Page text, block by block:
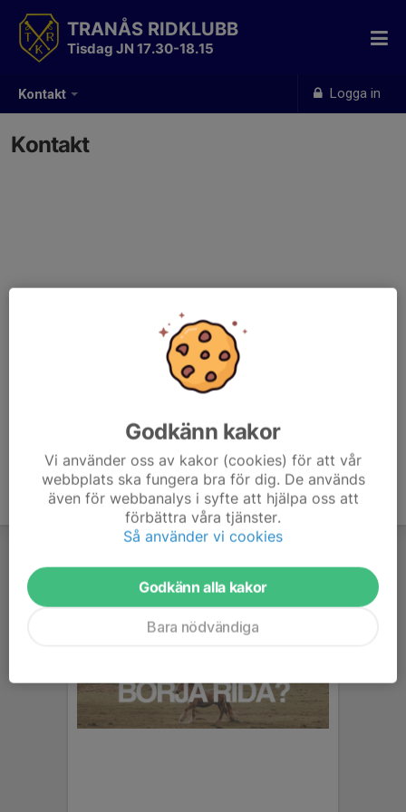
Kontakt Logga in
TRANÅS RIDKLUBB
Tisdag JN 17.30-18.15
Kontakt
Godkänn kakor
Vi använder oss av kakor (cookies) för att vår
webbplats ska fungera bra för dig. De används
även för webbanalys i syfte att hjälpa oss att
förbättra våra tjänster.
Så använder vi cookies
Godkänn alla kakor
Bara nödvändiga